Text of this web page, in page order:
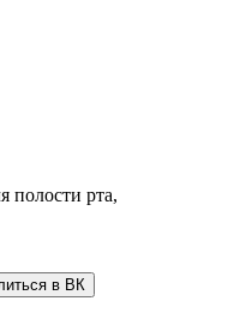
полости рта,
в ВК